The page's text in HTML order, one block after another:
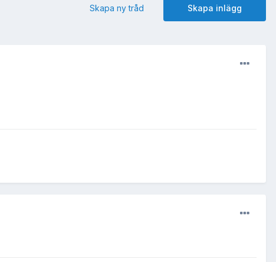
Skapa inlägg
Skapa ny tråd